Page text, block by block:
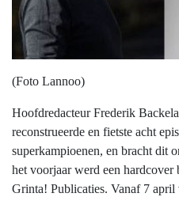
(Foto Lannoo)
Hoofdredacteur Frederik
reconstrueerde en fietste acht
superkampioenen, en bracht dit
het voorjaar werd een
Grinta! Publicaties. Vanaf 7 april